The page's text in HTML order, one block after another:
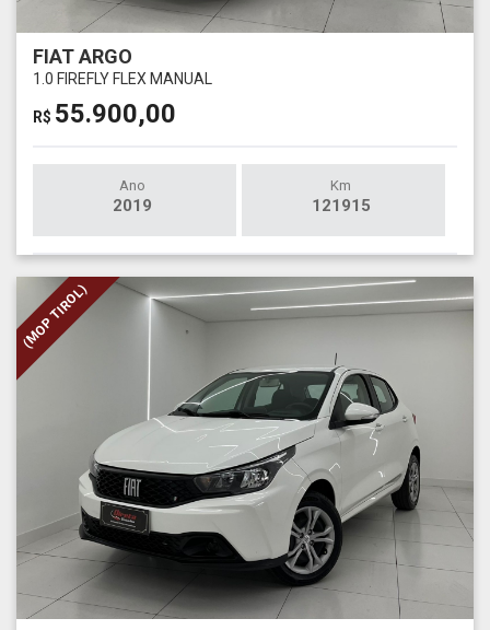
FIAT ARGO
1.0 FIREFLY FLEX MANUAL
R$ 55.900,00
Ano
2019
Km
121915
(MOP TIROL)